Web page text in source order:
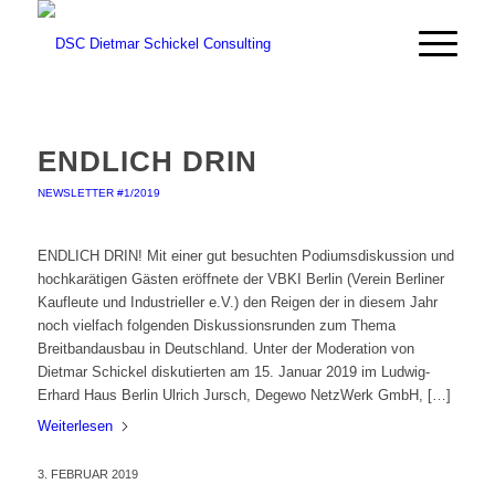
ENDLICH DRIN
NEWSLETTER #1/2019
ENDLICH DRIN! Mit einer gut besuchten Podiumsdiskussion und
hochkarätigen Gästen eröffnete der VBKI Berlin (Verein Berliner
Kaufleute und Industrieller e.V.) den Reigen der in diesem Jahr
noch vielfach folgenden Diskussionsrunden zum Thema
Breitbandausbau in Deutschland. Unter der Moderation von
Dietmar Schickel diskutierten am 15. Januar 2019 im Ludwig-
Erhard Haus Berlin Ulrich Jursch, Degewo NetzWerk GmbH, […]
Weiterlesen
3. FEBRUAR 2019